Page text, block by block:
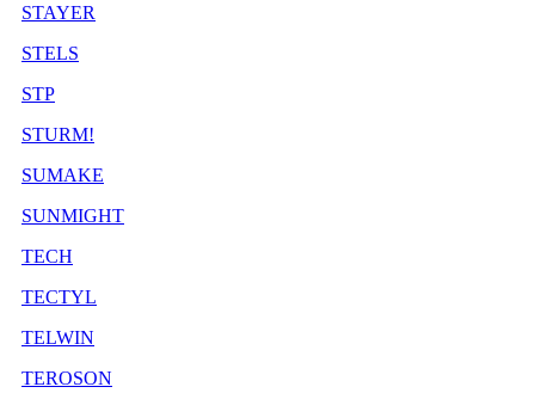
STAYER
STELS
STP
STURM!
SUMAKE
SUNMIGHT
TECH
TECTYL
TELWIN
TEROSON